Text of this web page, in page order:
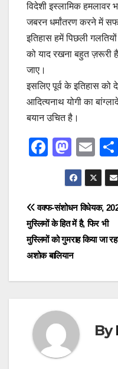
विदेशी इस्लामिक हमलावर
जबरन धर्मांतरण करने में
इतिहास हमें पिछली
को याद रखना बहुत ज़रूरी
जाए।
इसलिए पूर्व के इतिहास को
आदित्यनाथ योगी का
बयान उचित है।
F
e
b
o
o
k
M
a
st
o
d
o
n
E
m
ail
Post
वक्फ-संशोधन विधेयक,
मुस्लिमों के हित में है, फिर भी
मुस्लिमों को गुमराह किया जा
अशोक बालियान
By